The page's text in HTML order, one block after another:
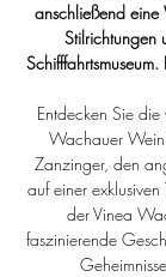
anschließend eine
Stilrichtungen
Entdecken Sie
Wachauer
Zanzinger, den
auf einer
der Vinea
faszinierende